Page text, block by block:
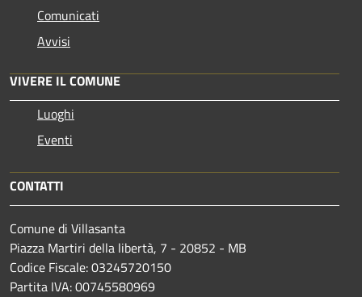
Comunicati
Avvisi
VIVERE IL COMUNE
Luoghi
Eventi
CONTATTI
Comune di Villasanta
Piazza Martiri della libertà, 7 - 20852 - MB
Codice Fiscale: 03245720150
Partita IVA: 00745580969